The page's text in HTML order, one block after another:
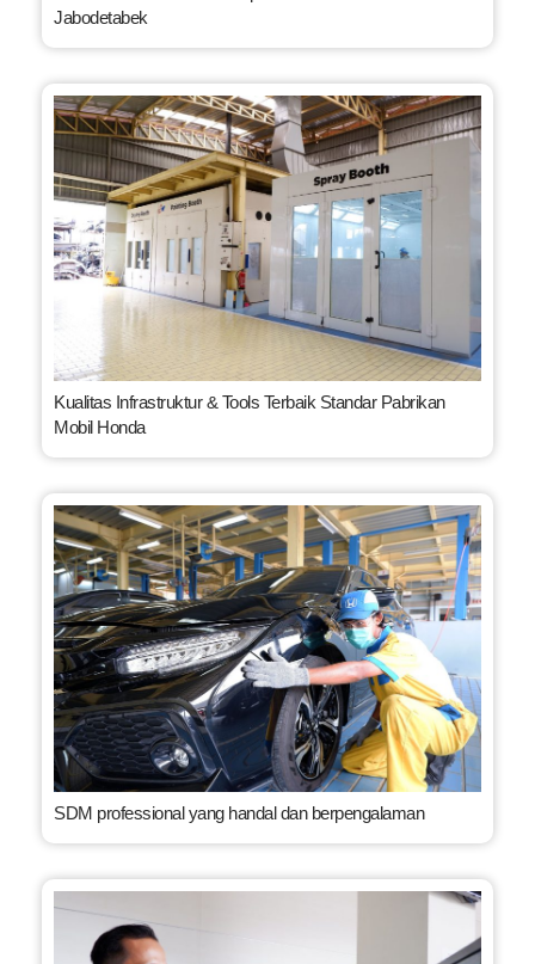
Jabodetabek
Kualitas Infrastruktur & Tools Terbaik Standar Pabrikan
Mobil Honda
SDM professional yang handal dan berpengalaman